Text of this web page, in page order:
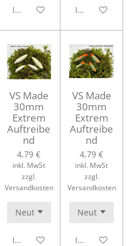
In den WarenkorbIn den
VS Made
30mm
Extrem
Auftreibe
nd
4,79 €
inkl. MwSt
zzgl.
Versandkosten
In den Warenkorb
VS Made
30mm
Extrem
Auftreibe
nd
4,79 €
inkl. MwSt
zzgl.
Versandkosten
In den